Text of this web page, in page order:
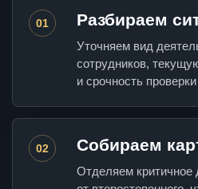
01 Разбираем
Уточняем вид
сотрудников,
и срочность
02 Собираем
Отделяем